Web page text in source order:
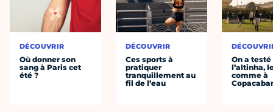
DÉCOUVRIR
Où donner son
sang à Paris cet
été ?
DÉCOUVRIR
Ces sports à
pratiquer
tranquillement au
fil de l’eau
On a testé
l’altinha,
comme à